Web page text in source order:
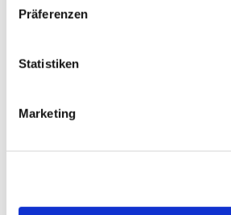
Präferenzen
Statistiken
Marketing